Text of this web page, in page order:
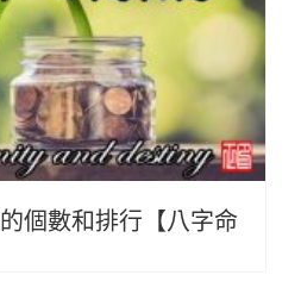
個數和排行【八字命